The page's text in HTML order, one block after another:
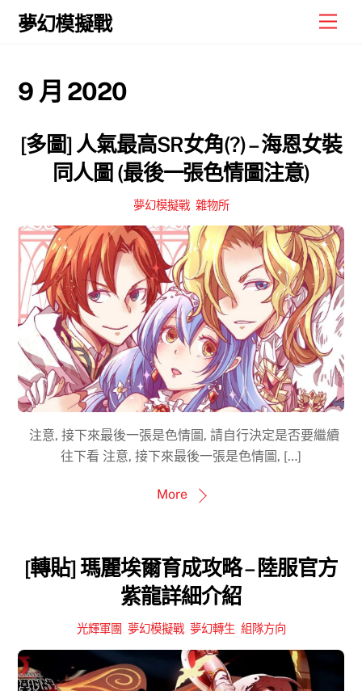
Skip
夢幻模擬戰
9 月 2020
[多圖] 人氣最高SR女角(?) – 海恩女裝
同人圖 (最後一張色情圖注意)
夢幻模擬戰, 雜物所
注意, 接下來最後一張是色情圖, 請自行決定是否要繼續
往下看 注意, 接下來最後一張是色情圖, […]
More
[轉貼] 瑪麗埃爾育成攻略 – 陸服官方
紫龍詳細介紹
光輝軍團 夢幻模擬戰, 夢幻轉生 組隊方向